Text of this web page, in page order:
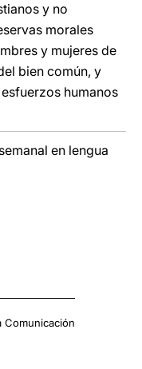
y no
morales
y mujeres de
bien común, y
humanos
en lengua